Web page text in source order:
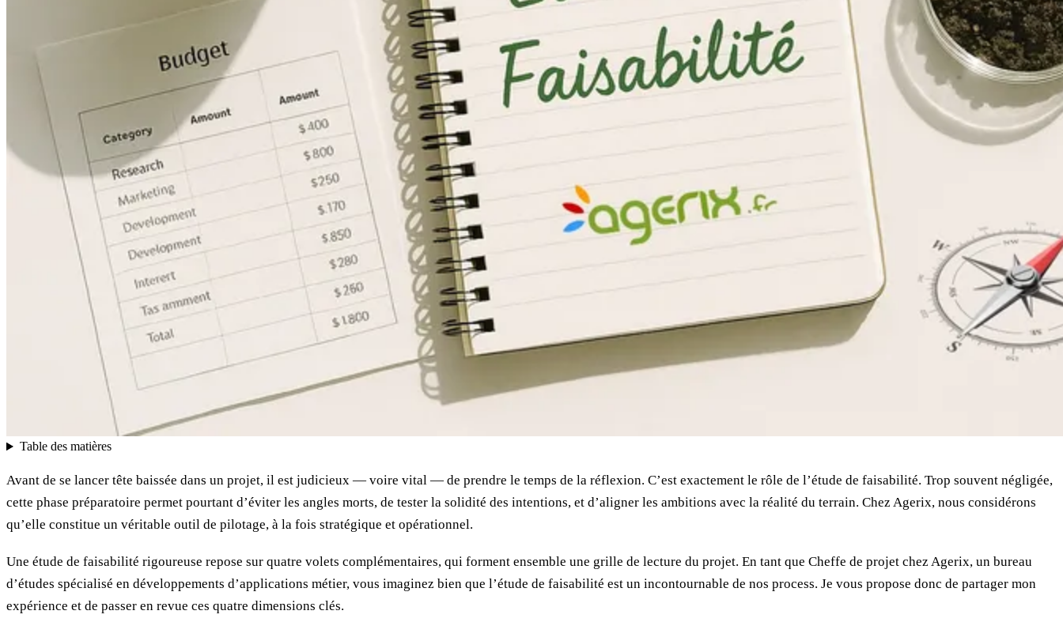
Table des matières
Avant de se lancer tête baissée dans un projet, il est judicieux — voire vital — de prendre le temps de la réflexion. C’est exactement le rôle de l’étude de faisabilité. Trop souvent négligée,
cette phase préparatoire permet pourtant d’éviter les angles morts, de tester la solidité des intentions, et d’aligner les ambitions avec la réalité du terrain. Chez Agerix, nous considérons
qu’elle constitue un véritable outil de pilotage, à la fois stratégique et opérationnel.
Une étude de faisabilité rigoureuse repose sur quatre volets complémentaires, qui forment ensemble une grille de lecture du projet. En tant que Cheffe de projet chez Agerix, un bureau
d’études spécialisé en développements d’applications métier, vous imaginez bien que l’étude de faisabilité est un incontournable de nos process. Je vous propose donc de partager mon
expérience et de passer en revue ces quatre dimensions clés.